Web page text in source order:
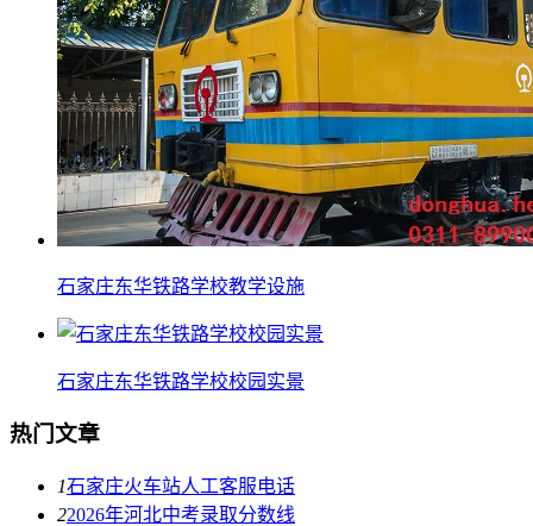
石家庄东华铁路学校教学设施
石家庄东华铁路学校校园实景
热门文章
1石家庄火车站人工客服电话
22026年河北中考录取分数线